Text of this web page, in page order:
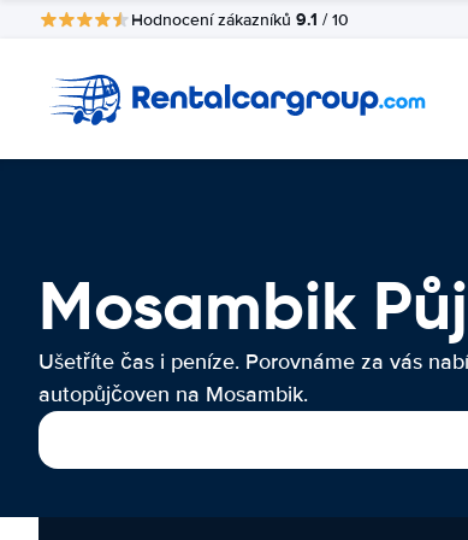
Hodnocení zákazníků 9.1 / 10
Mosambik
Ušetříte čas i peníze. Porovnáme za vás
autopůjčoven na Mosambik.